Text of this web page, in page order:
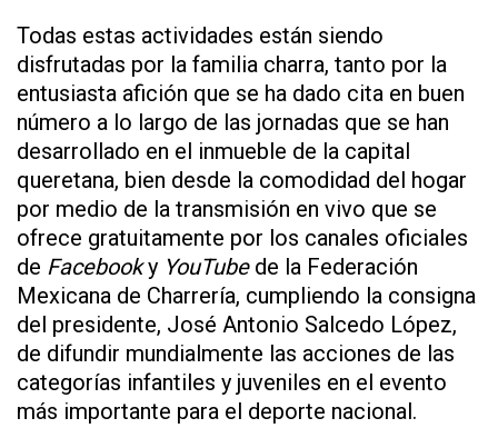
Todas estas actividades están siendo
disfrutadas por la familia charra, tanto por la
entusiasta afición que se ha dado cita en buen
número a lo largo de las jornadas que se han
desarrollado en el inmueble de la capital
queretana, bien desde la comodidad del hogar
por medio de la transmisión en vivo que se
ofrece gratuitamente por los canales oficiales
de Facebooky YouTube de la Federación
Mexicana de Charrería, cumpliendo la consigna
del presidente, José Antonio Salcedo López,
de difundir mundialmente las acciones de las
categorías infantiles y juveniles en el evento
más importante para el deporte nacional.